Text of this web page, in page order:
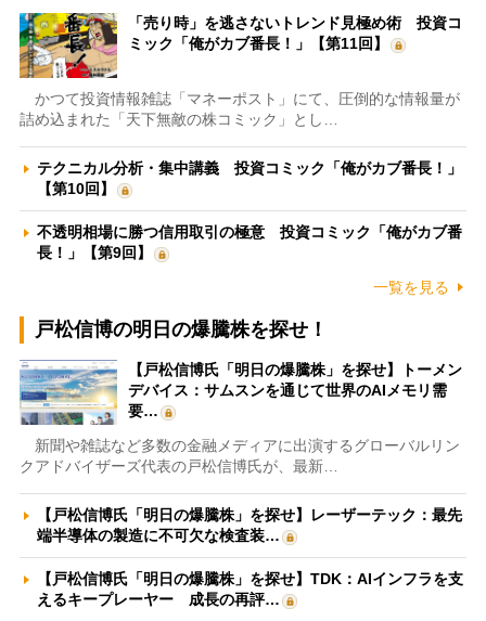
「売り時」を逃さないトレンド見極め術 投資コ
ミック「俺がカブ番長！」【第11回】
かつて投資情報雑誌「マネーポスト」にて、圧倒的な情報量が
詰め込まれた「天下無敵の株コミック」とし…
テクニカル分析・集中講義 投資コミック「俺がカブ番長！」
【第10回】
不透明相場に勝つ信用取引の極意 投資コミック「俺がカブ番
長！」【第9回】
一覧を見る
戸松信博の明日の爆騰株を探せ！
【戸松信博氏「明日の爆騰株」を探せ】トーメン
デバイス：サムスンを通じて世界のAIメモリ需
要…
新聞や雑誌など多数の金融メディアに出演するグローバルリン
クアドバイザーズ代表の戸松信博氏が、最新…
【戸松信博氏「明日の爆騰株」を探せ】レーザーテック：最先
端半導体の製造に不可欠な検査装…
【戸松信博氏「明日の爆騰株」を探せ】TDK：AIインフラを支
えるキープレーヤー 成長の再評…